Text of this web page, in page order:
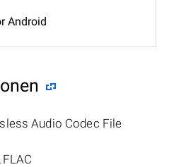
Android
Audio Codec File
.FLAC